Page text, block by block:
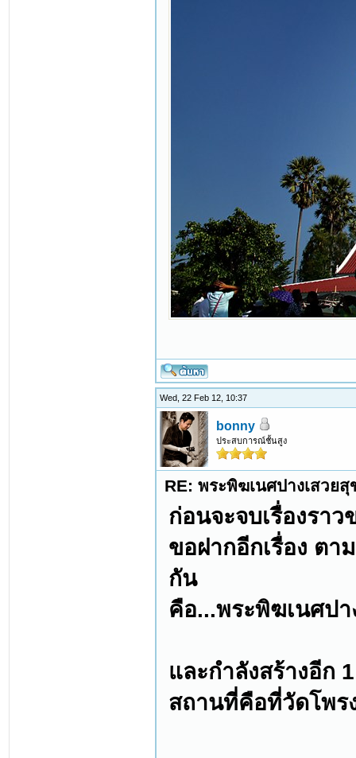
Wed, 22 Feb 12, 10:37
bonny
ประสบการณ์ชั้นสูง
RE: พระพิฆเนศปางเสวย
ก่อนจะจบเรื่องราว
ขอฝากอีกเรื่อง ต
กัน
คือ...พระพิฆเนศป
และกำลังสร้างอีก
สถานที่คือที่วัดโพร